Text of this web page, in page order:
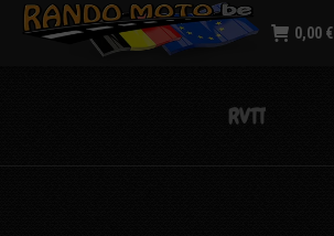
0,00 €
RVTT